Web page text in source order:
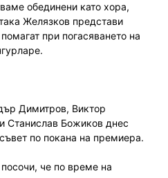
обединени като хора,
Желязков представи
при погасяването на
Димитров, Виктор
Станислав Божиков днес
по покана на премиера.
че по време на